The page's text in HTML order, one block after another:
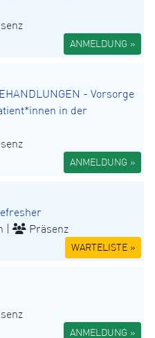
ANMELDUNG »
- Vorsorge
in der
ANMELDUNG »
| Präsenz
WARTELISTE »
ANMELDUNG »